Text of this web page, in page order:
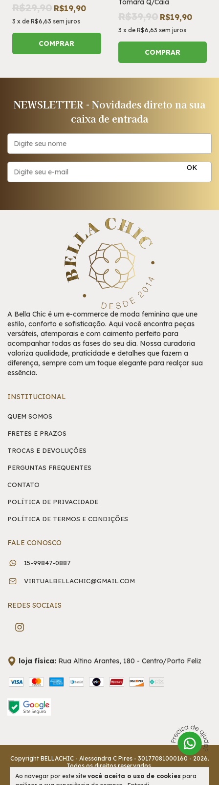
Ao navegar por este site você aceita o uso de cookies para
R$29,90 R$19,90
3 x de R$6,63 sem juros
COMPRAR
Tomara Q/Caia
R$39,90 R$19,90
3 x de R$6,63 sem juros
COMPRAR
NEWSLETTER - Novidades direto na sua
caixa de entrada
A Bella Chic é um e-commerce de moda feminina que une
estilo, conforto e sofisticação. Aqui você encontra peças
versáteis, atemporais e com caimento perfeito para
acompanhar todas as fases do seu dia. Nossa curadoria
valoriza qualidade, praticidade e detalhes que fazem a
diferença, sempre com um toque elegante para realçar sua
essência.
INSTITUCIONAL
QUEM SOMOS
FRETES E PRAZOS
TROCAS E DEVOLUÇÕES
PERGUNTAS FREQUENTES
CONTATO
POLÍTICA DE PRIVACIDADE
POLÍTICA DE TERMOS E CONDIÇÕES
FALE CONOSCO
15-99847-0887
VIRTUALBELLACHIC@GMAIL.COM
REDES SOCIAIS
loja física: Rua Altino Arantes, 180 - Centro/Porto Feliz
Copyright BELLACHIC - Alessandra C Pires - 30177081000160 - 2026.
Todos os direitos reservados.